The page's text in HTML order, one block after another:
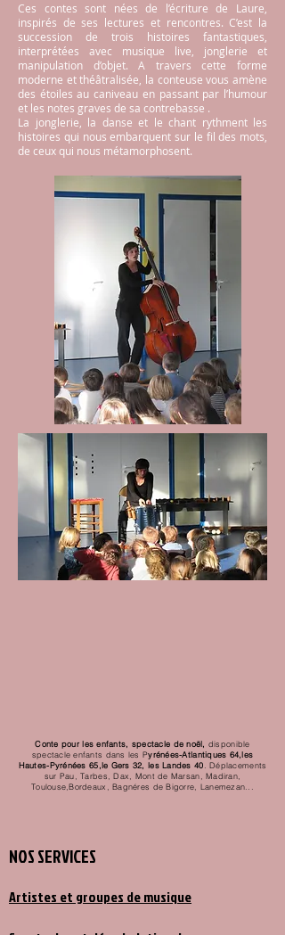
Ces contes sont nées de l’écriture de Laure,
inspirés de ses lectures et rencontres. C’est la
succession de trois histoires fantastiques,
interprétées avec musique live, jonglerie et
manipulation d’objet. A travers cette forme
moderne et théâtralisée, la conteuse vous amène
des étoiles au caniveau en passant par l’humour
et les notes graves de sa contrebasse .
La jonglerie, la danse et le chant rythment les
histoires qui nous embarquent sur le fil des mots,
de ceux qui nous métamorphosent.
Conte pour les enfants, spectacle de noël, disponible
spectacle enfants dans les Pyrénées-Atlantiques 64,les
Hautes-Pyrénées 65,le Gers 32, les Landes 40 . Déplacements
sur Pau, Tarbes, Dax, Mont de Marsan, Madiran,
Toulouse,Bordeaux, Bagnéres de Bigorre, Lanemezan...
NOS SERVICES
Artistes et groupes de musique